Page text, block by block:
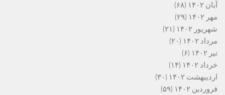
آبان ۱۴۰۲
(۶۸)
مهر ۱۴۰۲
(۲۹)
شهریور ۱۴۰۲
(۲۱)
مرداد ۱۴۰۲
(۲۰)
تیر ۱۴۰۲
(۶)
خرداد ۱۴۰۲
(۱۴)
اردیبهشت ۱۴۰۲
(۳۰)
فروردین ۱۴۰۲
(۵۹)